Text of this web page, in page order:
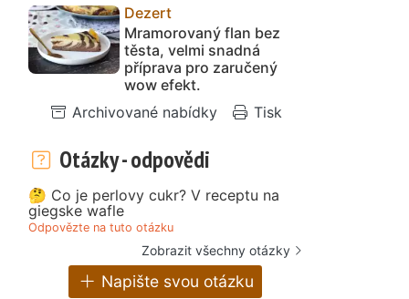
Dezert
Mramorovaný flan bez
těsta, velmi snadná
příprava pro zaručený
wow efekt.
Archivované nabídky
Tisk
Otázky - odpovědi
🤔 Co je perlovy cukr? V receptu na
giegske wafle
Odpovězte na tuto otázku
Zobrazit všechny otázky
Napište svou otázku